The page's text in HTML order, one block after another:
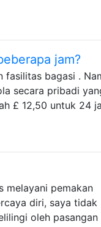
jam?
fasilitas bagasi .
secara pribadi
£ 12,50 untuk 24
melayani pemakan
diri, saya tidak
oleh pasangan